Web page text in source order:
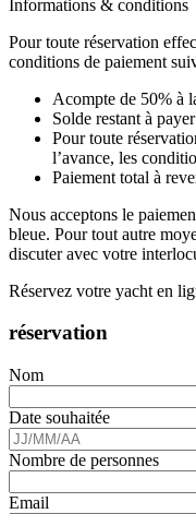
Informations & conditions
Pour toute réservation
conditions de paiement
Acompte de 50% à
Solde restant à
Pour toute
l’avance, les
Paiement total à
Nous acceptons le
bleue. Pour tout autre
discuter avec votre
Réservez votre yacht en
réservation
Nom
Date souhaitée
Nombre de personnes
Email